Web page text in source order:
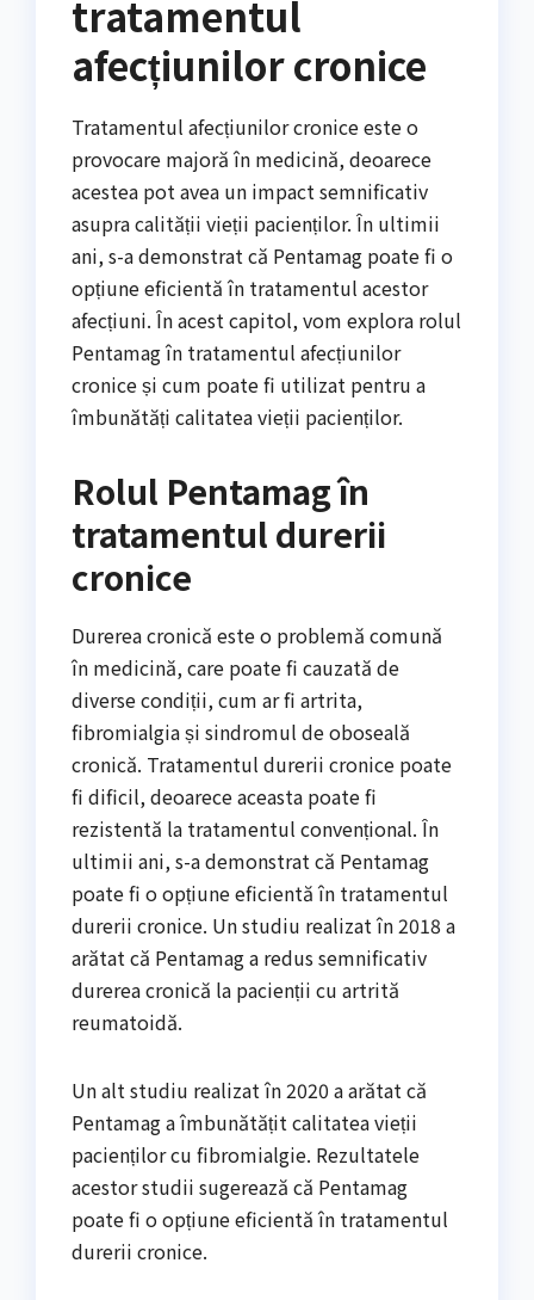
tratamentul
afecțiunilor cronice
Tratamentul afecțiunilor cronice este o
provocare majoră în medicină, deoarece
acestea pot avea un impact semnificativ
asupra calității vieții pacienților. În ultimii
ani, s-a demonstrat că Pentamag poate fi o
opțiune eficientă în tratamentul acestor
afecțiuni. În acest capitol, vom explora rolul
Pentamag în tratamentul afecțiunilor
cronice și cum poate fi utilizat pentru a
îmbunătăți calitatea vieții pacienților.
Rolul Pentamag în
tratamentul durerii
cronice
Durerea cronică este o problemă comună
în medicină, care poate fi cauzată de
diverse condiții, cum ar fi artrita,
fibromialgia și sindromul de oboseală
cronică. Tratamentul durerii cronice poate
fi dificil, deoarece aceasta poate fi
rezistentă la tratamentul convențional. În
ultimii ani, s-a demonstrat că Pentamag
poate fi o opțiune eficientă în tratamentul
durerii cronice. Un studiu realizat în 2018 a
arătat că Pentamag a redus semnificativ
durerea cronică la pacienții cu artrită
reumatoidă.
Un alt studiu realizat în 2020 a arătat că
Pentamag a îmbunătățit calitatea vieții
pacienților cu fibromialgie. Rezultatele
acestor studii sugerează că Pentamag
poate fi o opțiune eficientă în tratamentul
durerii cronice.